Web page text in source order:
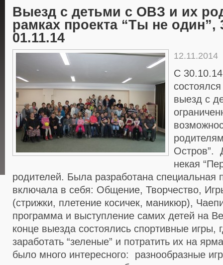
Выезд с детьми с ОВЗ и их
рамках проекта “Ты не один”,
01.11.14
12.11.2014
С
выезд с
Остров”.
некая
родителей. Была разработана специальная
включала в себя: Общение, Творчество,
(стрижки, плетение косичек, маникюр),
программа и выступление самих детей на
конце выезда состоялись спортивные игры,
заработать “зеленые” и потратить их на
было много интересного: разнообразные